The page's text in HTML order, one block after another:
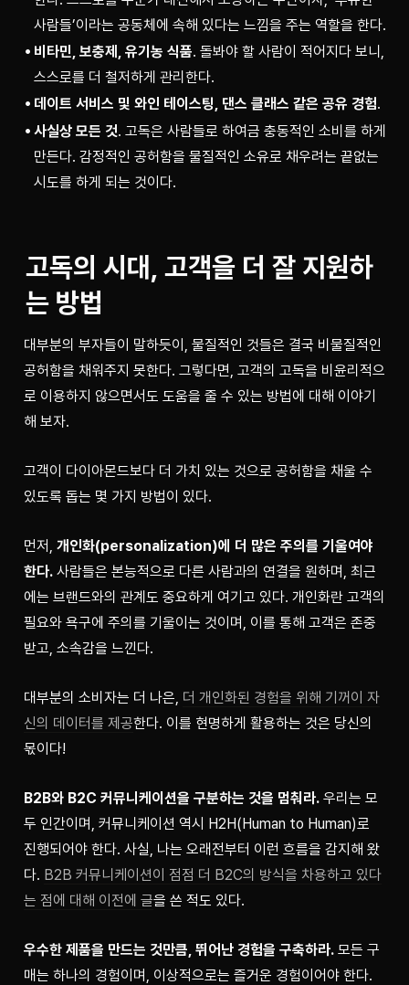
사람들’이라는 공동체에 속해 있다는 느낌을 주는 역할을 한다.
비타민, 보충제, 유기농 식품. 돌봐야 할 사람이 적어지다 보니,
스스로를 더 철저하게 관리한다.
데이트 서비스 및 와인 테이스팅, 댄스 클래스 같은 공유 경험.
사실상 모든 것. 고독은 사람들로 하여금 충동적인 소비를 하게
만든다. 감정적인 공허함을 물질적인 소유로 채우려는 끝없는
시도를 하게 되는 것이다.
고독의 시대, 고객을 더 잘 지원하
는 방법
대부분의 부자들이 말하듯이, 물질적인 것들은 결국 비물질적인
공허함을 채워주지 못한다. 그렇다면, 고객의 고독을 비윤리적으
로 이용하지 않으면서도 도움을 줄 수 있는 방법에 대해 이야기
해 보자.
고객이 다이아몬드보다 더 가치 있는 것으로 공허함을 채울 수
있도록 돕는 몇 가지 방법이 있다.
먼저, 개인화(personalization)에 더 많은 주의를 기울여야
한다. 사람들은 본능적으로 다른 사람과의 연결을 원하며, 최근
에는 브랜드와의 관계도 중요하게 여기고 있다. 개인화란 고객의
필요와 욕구에 주의를 기울이는 것이며, 이를 통해 고객은 존중
받고, 소속감을 느낀다.
대부분의 소비자는 더 나은, 더 개인화된 경험을 위해 기꺼이 자
신의 데이터를 제공한다. 이를 현명하게 활용하는 것은 당신의
몫이다!
B2B와 B2C 커뮤니케이션을 구분하는 것을 멈춰라. 우리는 모
두 인간이며, 커뮤니케이션 역시 H2H(Human to Human)로
진행되어야 한다. 사실, 나는 오래전부터 이런 흐름을 감지해 왔
다. B2B 커뮤니케이션이 점점 더 B2C의 방식을 차용하고 있다
는 점에 대해 이전에 글을 쓴 적도 있다.
우수한 제품을 만드는 것만큼, 뛰어난 경험을 구축하라. 모든 구
매는 하나의 경험이며, 이상적으로는 즐거운 경험이어야 한다.